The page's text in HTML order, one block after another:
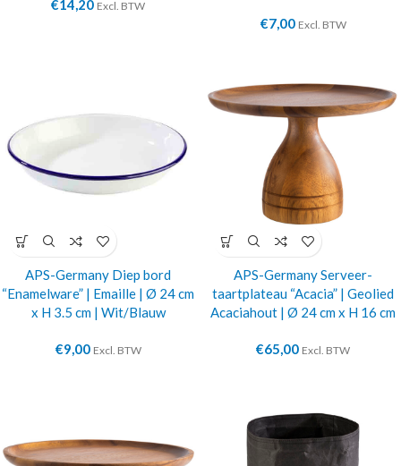
€14,20 Excl. BTW
€7,00 Excl. BTW
APS-Germany Diep bord
“Enamelware” | Emaille | Ø 24 cm
x H 3.5 cm | Wit/Blauw
€9,00 Excl. BTW
APS-Germany Serveer-
taartplateau “Acacia” | Geolied
Acaciahout | Ø 24 cm x H 16 cm
€65,00 Excl. BTW